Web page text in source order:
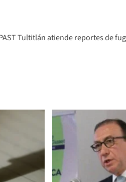
Tultitlán atiende reportes de